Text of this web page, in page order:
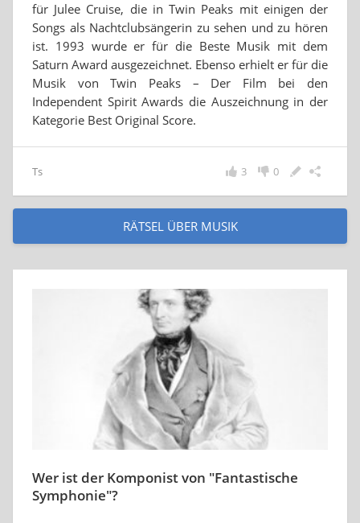
für Julee Cruise, die in Twin Peaks mit einigen der
Songs als Nachtclubsängerin zu sehen und zu hören
ist. 1993 wurde er für die Beste Musik mit dem
Saturn Award ausgezeichnet. Ebenso erhielt er für die
Musik von Twin Peaks – Der Film bei den
Independent Spirit Awards die Auszeichnung in der
Kategorie Best Original Score.
Ts 0
3
RÄTSEL ÜBER MUSIK
Wer ist der Komponist von "Fantastische
Symphonie"?